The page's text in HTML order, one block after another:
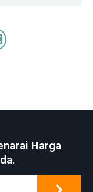
Harga